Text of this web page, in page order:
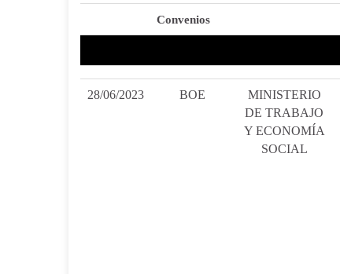
Convenios
28/06/2023 BOE
MINISTERIO
DE TRABAJO
Y ECONOMÍA
SOCIAL